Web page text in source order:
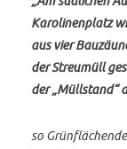
Karolinenplatz
aus vier
der Streumüll
der „Müllstand“
so